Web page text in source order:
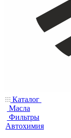
Каталог
Масла
Фильтры
Автохимия